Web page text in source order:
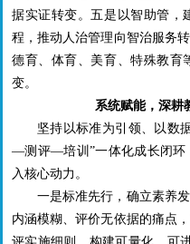
据实证转变。五是以智助管，
程，推动人治管理向智治服务
德育、体育、美育、特殊教育
变。
系统赋能，深耕
坚持以标准为引领、以数
—测评—培训”一体化成长闭环
入核心动力。
一是标准先行，确立素养
内涵模糊、评价无依据的痛点